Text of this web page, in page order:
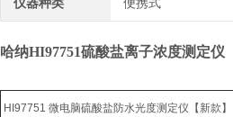
哈纳HI97751硫酸盐离子浓度测定仪
HI97751 微电脑硫酸盐防水光度测定仪【新款】